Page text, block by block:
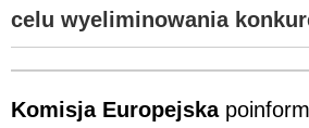
celu wyeliminowania
Komisja Europejska